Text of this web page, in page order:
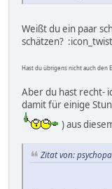
Weißt du ein paar
schätzen?
Hast du übrigens nicht auch den
Aber du hast recht-
damit für einige
) aus
Zitat von: